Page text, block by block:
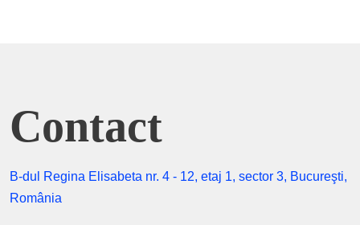
Contact
B-dul Regina Elisabeta nr. 4 - 12, etaj 1, sector 3, Bucureşti,
România